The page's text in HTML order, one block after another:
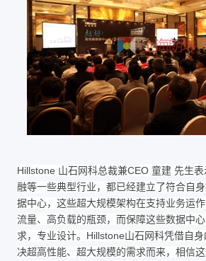
Hillstone 山石网科总裁兼CEO 童建 先生
融等一些典型行业，都已经建立了符合自
据中心，这些超大规模架构在支持业务运
流量、高负载的瓶颈，而保障这些数据中
求，专业设计。Hillstone山石网科凭借自
决超高性能、超大规模的需求而来，相信